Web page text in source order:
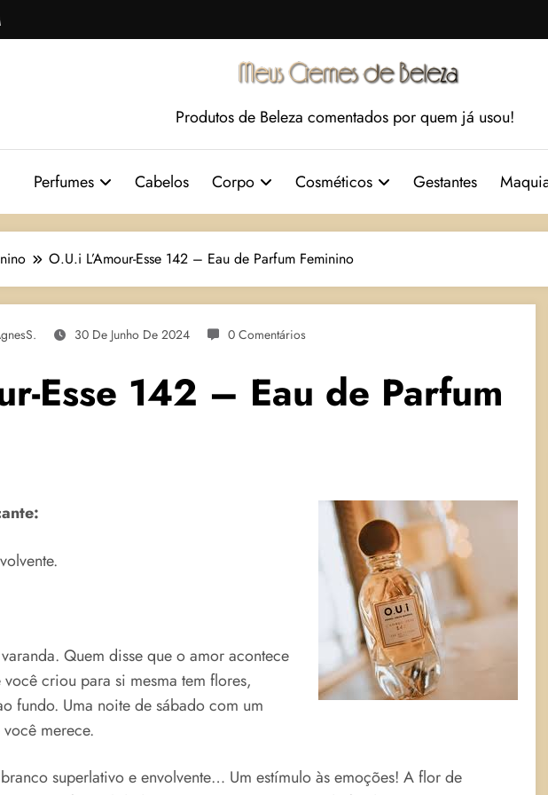
Produtos de Beleza comentados por quem já usou!
Perfumes Cabelos Corpo Cosméticos Gestantes
O.U.i L’Amour-Esse 142 – Eau de Parfum Feminino
30 De Junho De 2024 0 Comentários
Esse 142 – Eau de Parfum
Quem disse que o amor acontece
criou para si mesma tem flores,
fundo. Uma noite de sábado com um
merece.
superlativo e envolvente… Um estímulo às emoções! A flor de